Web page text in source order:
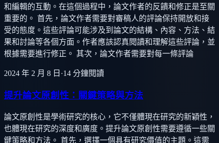
和編輯的互動。在這個過程中，論文作者的反饋和修正是至關
重要的。 首先，論文作者需要對審稿人的評論保持開放和接
受的態度。這些評論可能涉及到論文的結構、內容、方法、結
果和討論等各個方面。作者應該認真閱讀和理解這些評論，並
根據需要進行修正。 其次，論文作者需要對每一條評論
2024 年 2 月 8 日 ·14 分鐘閱讀
提升論文原創性：關鍵策略與方法
論文原創性是學術研究的核心，它不僅體現在研究的新穎性，
也體現在研究的深度和廣度。提升論文原創性需要遵循一些關
鍵策略和方法。 首先，選擇一個具有研究價值的主題。這需